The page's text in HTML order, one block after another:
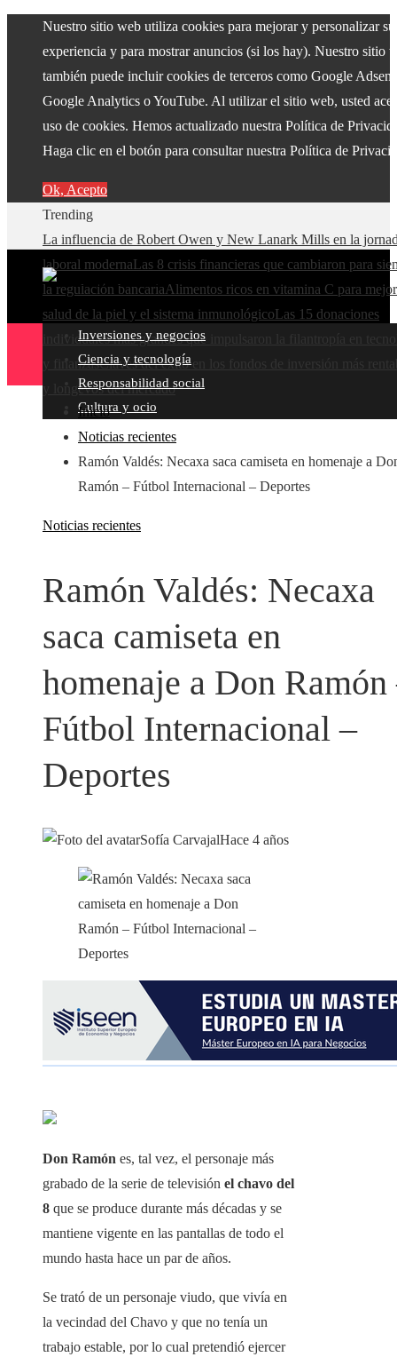
Nuestro sitio web utiliza cookies para mejorar y personalizar su
experiencia y para mostrar anuncios (si los hay). Nuestro sitio
también puede incluir cookies de terceros como Google
Google Analytics o YouTube. Al utilizar el sitio web, usted
uso de cookies. Hemos actualizado nuestra Política de
Haga clic en el botón para consultar nuestra Política de
Ok, Acepto
Trending
La influencia de Robert Owen y New Lanark Mills en la
laboral modernaLas 8 crisis financieras que cambiaron para
la regulación bancariaAlimentos ricos en vitamina C para
salud de la piel y el sistema inmunológicoLas 15 donaciones
individuales más grandes que impulsaron la filantropía en
y finanzasClaves del éxito en los fondos de inversión más
y longevos del mercado
Inversiones y negocios
Ciencia y tecnología
Responsabilidad social
Cultura y ocio
Inicio
Noticias recientes
Ramón Valdés: Necaxa saca camiseta en homenaje a
Ramón – Fútbol Internacional – Deportes
Noticias recientes
Ramón Valdés: Necaxa
saca camiseta en
homenaje a Don Ramón
Fútbol Internacional –
Deportes
Sofía CarvajalHace 4 años
Don Ramón es, tal vez, el personaje más
grabado de la serie de televisión el chavo del
8 que se produce durante más décadas y se
mantiene vigente en las pantallas de todo el
mundo hasta hace un par de años.
Se trató de un personaje viudo, que vivía en
la vecindad del Chavo y que no tenía un
trabajo estable, por lo cual pretendió ejercer